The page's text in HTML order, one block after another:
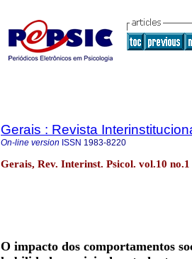
Gerais : Revista
On-line version ISSN 1983-8220
Gerais, Rev. Interinst. Psicol. vol.10
O impacto dos comportamentos